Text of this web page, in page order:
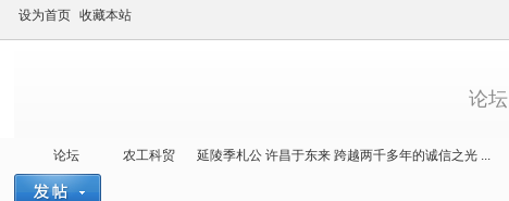
设为首页 收藏本站
论坛
论坛 农工科贸 延陵季札公 许昌于东来 跨越两千多年的诚信之光 ...